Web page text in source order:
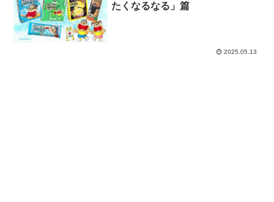
たくなるなる」篇
2025.05.13